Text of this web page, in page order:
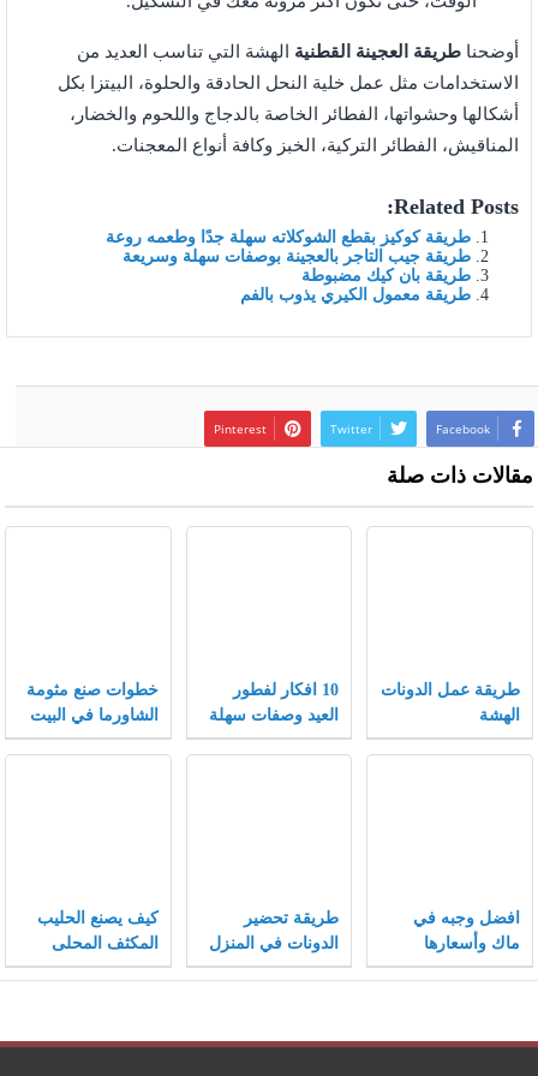
أوضحنا طريقة العجينة القطنية الهشة التي تناسب العديد من
الاستخدامات مثل عمل خلية النحل الحادقة والحلوة، البيتزا بكل
أشكالها وحشواتها، الفطائر الخاصة بالدجاج واللحوم والخضار،
المناقيش، الفطائر التركية، الخبز وكافة أنواع المعجنات.
Related Posts:
طريقة كوكيز بقطع الشوكلاته سهلة جدًا وطعمه روعة
طريقة جيب التاجر بالعجينة بوصفات سهلة وسريعة
طريقة بان كيك مضبوطة
طريقة معمول الكيري يذوب بالفم
Facebook
Twitter
Pinterest
مقالات ذات صلة
طريقة عمل الدونات
الهشة
10 افكار لفطور
العيد وصفات سهلة
وسريعة لفطور
خطوات صنع مثومة
الشاورما في البيت
افضل وجبه في
ماك وأسعارها
طريقة تحضير
الدونات في المنزل
مثل المحلات
كيف يصنع الحليب
المكثف المحلى
وفيما يستخدم